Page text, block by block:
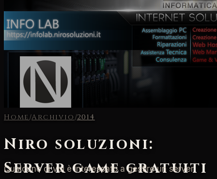
Home/Archivio/2014
Niro soluzioni:
Server game gratuiti
Qualcuno di voi è interessato a gestire un server